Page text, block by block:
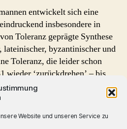
Website und unseren Service zu
entwickelt sich eine
insbesondere in
Toleranz geprägte Synthese
lateinischer, byzantinischer und
Toleranz, die leider schon
wieder ‘zurückdrehen’ – bis
des 15. Jahrhunderts auf
die erst 1782 wieder
auch in der Folgezeit unter